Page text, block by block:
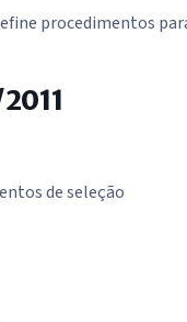
procedimentos
de seleção